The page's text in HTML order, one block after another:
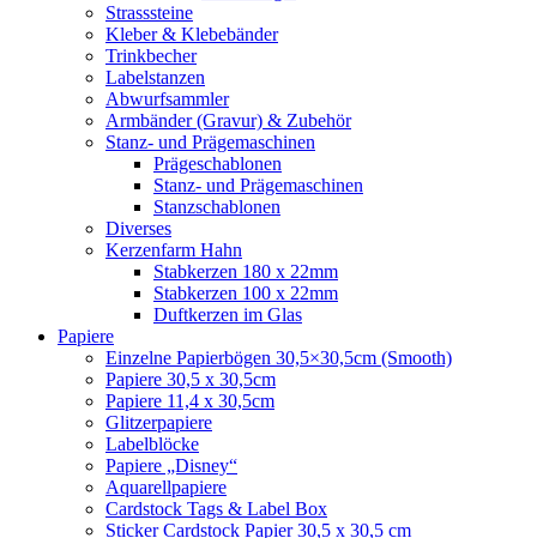
Strasssteine
Kleber & Klebebänder
Trinkbecher
Labelstanzen
Abwurfsammler
Armbänder (Gravur) & Zubehör
Stanz- und Prägemaschinen
Prägeschablonen
Stanz- und Prägemaschinen
Stanzschablonen
Diverses
Kerzenfarm Hahn
Stabkerzen 180 x 22mm
Stabkerzen 100 x 22mm
Duftkerzen im Glas
Papiere
Einzelne Papierbögen 30,5×30,5cm (Smooth)
Papiere 30,5 x 30,5cm
Papiere 11,4 x 30,5cm
Glitzerpapiere
Labelblöcke
Papiere „Disney“
Aquarellpapiere
Cardstock Tags & Label Box
Sticker Cardstock Papier 30,5 x 30,5 cm